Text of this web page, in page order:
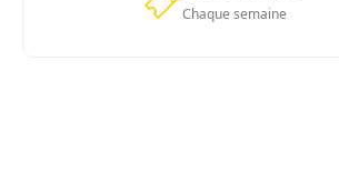
Chaque semaine